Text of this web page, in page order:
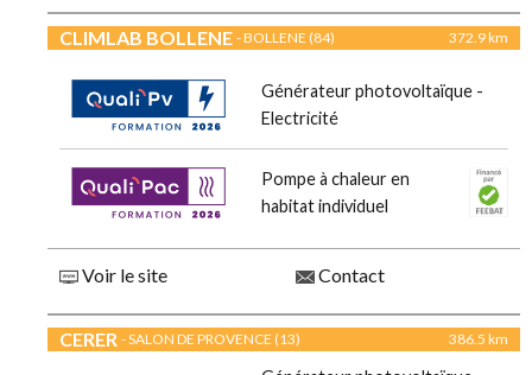
CLIMLAB BOLLENE - BOLLENE (84) 372.9 km
Générateur photovoltaïque -
Electricité
Pompe à chaleur en
habitat individuel
Voir le site Contact
CERER - SALON DE PROVENCE (13) 386.5 km